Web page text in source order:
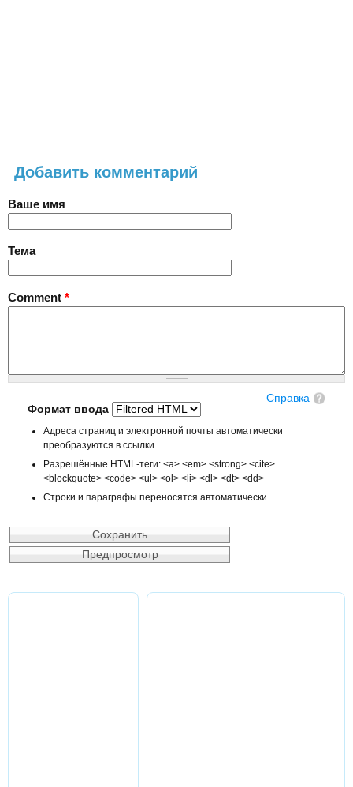
Добавить комментарий
Ваше имя
Тема
Comment *
Справка
Формат ввода
Адреса страниц и электронной почты автоматически
преобразуются в ссылки.
Разрешённые HTML-теги: <a> <em> <strong> <cite>
<blockquote> <code> <ul> <ol> <li> <dl> <dt> <dd>
Строки и параграфы переносятся автоматически.